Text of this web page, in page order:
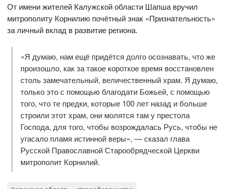
От имени жителей Калужской области Шапша вручил
митрополиту Корнилию почётный знак «Признательность»
за личный вклад в развитие региона.
«Я думаю, нам ещё придётся долго осознавать, что же
произошло, как за такое короткое время восстановлен
столь замечательный, величественный храм. Я думаю,
только это с помощью благодати Божьей, с помощью
того, что те предки, которые 100 лет назад и больше
строили этот храм, они молятся там у престола
Господа, для того, чтобы возрождалась Русь, чтобы не
угасало пламя истинной веры», — сказал глава
Русской Православной Старообрядческой Церкви
митрополит Корнилий.